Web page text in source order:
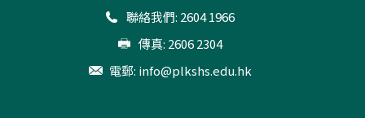
聯絡我們: 2604 1966
傳真: 2606 2304
電郵: info@plkshs.edu.hk